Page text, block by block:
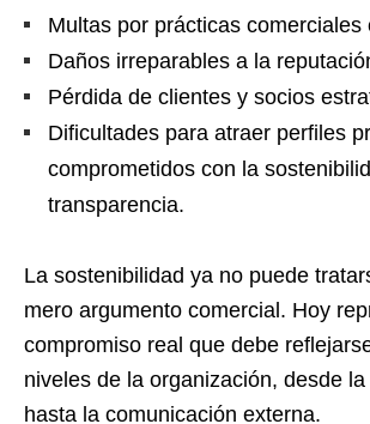
Multas por prácticas comerciales
Daños irreparables a la
Pérdida de clientes y socios
Dificultades para atraer perfiles
comprometidos con la
transparencia.
La sostenibilidad ya no puede
mero argumento comercial. Hoy
compromiso real que debe
niveles de la organización, desde
hasta la comunicación externa.